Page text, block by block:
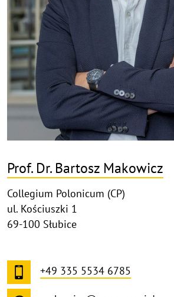
Prof. Dr. Bartosz Makowicz
Collegium Polonicum (CP)
ul. Kościuszki 1
69-100 Słubice
+49 335 5534 6785